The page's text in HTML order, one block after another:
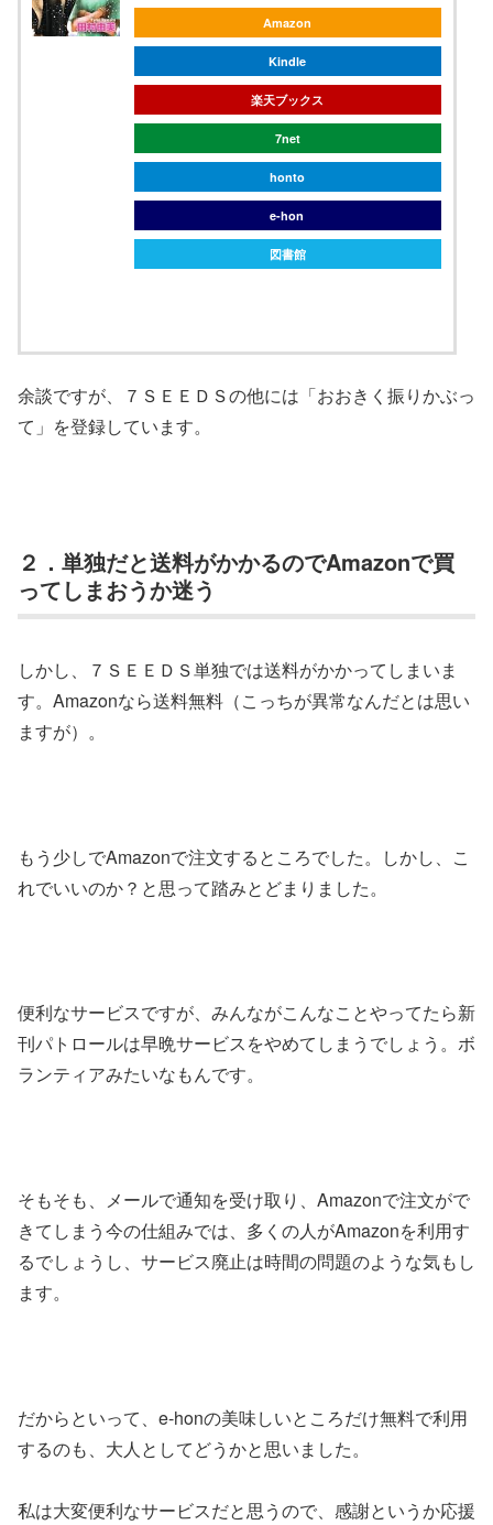
Amazon
Kindle
楽天ブックス
7net
honto
e-hon
図書館
余談ですが、７ＳＥＥＤＳの他には「おおきく振りかぶっ
て」を登録しています。
２．単独だと送料がかかるのでAmazonで買
ってしまおうか迷う
しかし、７ＳＥＥＤＳ単独では送料がかかってしまいま
す。Amazonなら送料無料（こっちが異常なんだとは思い
ますが）。
もう少しでAmazonで注文するところでした。しかし、こ
れでいいのか？と思って踏みとどまりました。
便利なサービスですが、みんながこんなことやってたら新
刊パトロールは早晩サービスをやめてしまうでしょう。ボ
ランティアみたいなもんです。
そもそも、メールで通知を受け取り、Amazonで注文がで
きてしまう今の仕組みでは、多くの人がAmazonを利用す
るでしょうし、サービス廃止は時間の問題のような気もし
ます。
だからといって、e-honの美味しいところだけ無料で利用
するのも、大人としてどうかと思いました。
私は大変便利なサービスだと思うので、感謝というか応援